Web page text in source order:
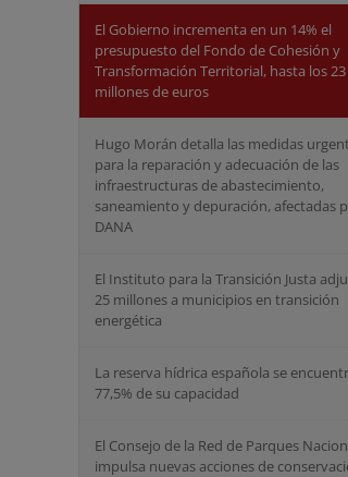
El Gobierno incrementa en un 14% el
presupuesto del Fondo de Cohesión y
Transformación Territorial, hasta los 23
millones de euros
Hugo Morán detalla las medidas
para la reparación y adecuación de las
infraestructuras de abastecimiento,
saneamiento y depuración, afectadas
DANA
El Instituto para la Transición Justa
25 millones a municipios en transición
energética
La reserva hídrica española se
77,5% de su capacidad
El Consejo de la Red de Parques
impulsa nuevas acciones de